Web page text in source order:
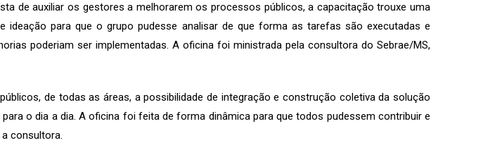
de auxiliar os gestores a melhorarem os processos públicos, a capacitação trouxe uma
ideação para que o grupo pudesse analisar de que forma as tarefas são executadas e
poderiam ser implementadas. A oficina foi ministrada pela consultora do Sebrae/MS,
de todas as áreas, a possibilidade de integração e construção coletiva da solução
o dia a dia. A oficina foi feita de forma dinâmica para que todos pudessem contribuir e
consultora.